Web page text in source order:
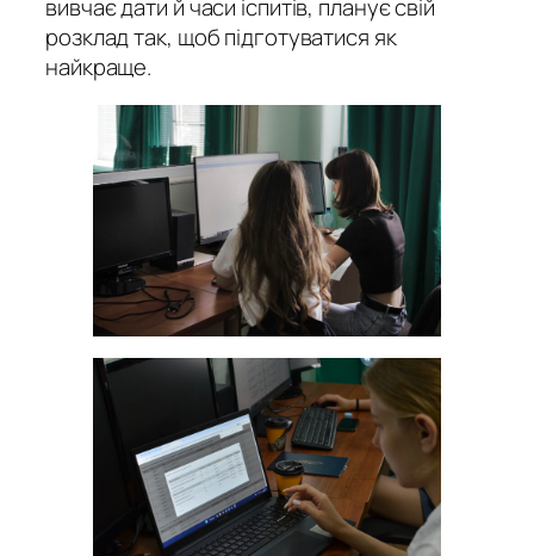
вивчає дати й часи іспитів, планує свій
розклад так, щоб підготуватися як
найкраще.